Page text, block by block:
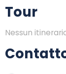
Tour
Nessun